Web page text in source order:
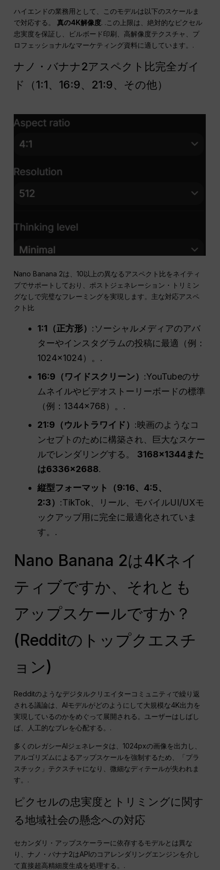
ハイエンドの業務用として、このモデルは以下のスケールま
で対応する。真の4K解像度. .この上限は、絶対的なピクセル
忠実度を保証し、ビルボード印刷、高解像度テクスチャ、プ
ロフェッショナルなマーケティング資料に適しています。.
ナノ・バナナ2アスペクト比完全ガイ
ド（1:1、16:9、21:9、その他）
Nano Banana 2は、10以上の異なるアスペクト比をネイティ
ブでサポートしており、ポストジェネレーション・トリミン
グなしで完璧なフレーミングを実現します。主な対応アスペ
クト比
1:1（正方形） :ソーシャルメディアのアバ
ターやインスタグラムの投稿に最適（例：
1024×1024）。.
16:9（ワイドスクリーン） :YouTubeのサ
ムネイルやビデオストーリーボードの標準
（例：1344×768）。.
21:9（ウルトラワイド） :映画のようなコ
ンセプトのために構築され、巨大なスケー
ルでレンダリングする。 3168×1344また
は6336×2688.
縦型フォーマット（9:16、4:5、
2:3） :TikTok、リール、モバイルUI/UXモ
ックアップ用に完全に最適化されていま
す。.
Nano Banana 2は4Kネイ
ティブですか、それとも
アップスケールですか？
(Redditのトップクエスチ
ョン)
Redditのようなデジタルクリエイターコミュニティで繰り返
される議論は、AIモデルがどのようにして大規模な4K出力を
実現しているのかをめぐって展開される。ユーザーはしばし
ば、人工的なブレを心配する。.
多くのレガシーAIジェネレータは、1024pxの画像を出力し、
アルゴリズムによるアップスケールを強制するため、「プラ
スチック」テクスチャになり、微細なディテールが失われま
す。.
ピクセルの忠実度とトリミングに関す
る地域社会の懸念への対応
セカンダリ・アップスケーラーに依存するモデルとは異な
り、ナノ・バナナ2はAPIのコアレンダリングエンジンを介し
て直接超高精細度生成を処理する。.